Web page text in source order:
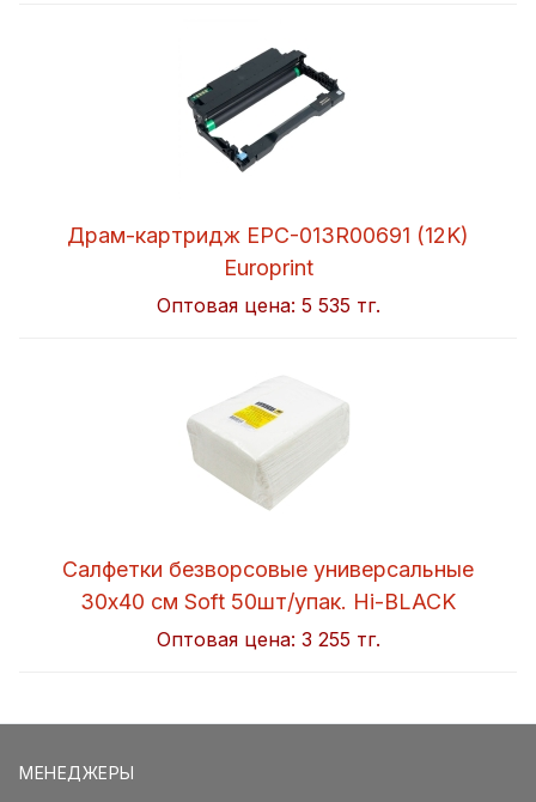
Драм-картридж EPC-013R00691 (12K)
Europrint
Оптовая цена: 5 535 тг.
Салфетки безворсовые универсальные
30x40 см Soft 50шт/упак. Hi-BLACK
Оптовая цена: 3 255 тг.
МЕНЕДЖЕРЫ